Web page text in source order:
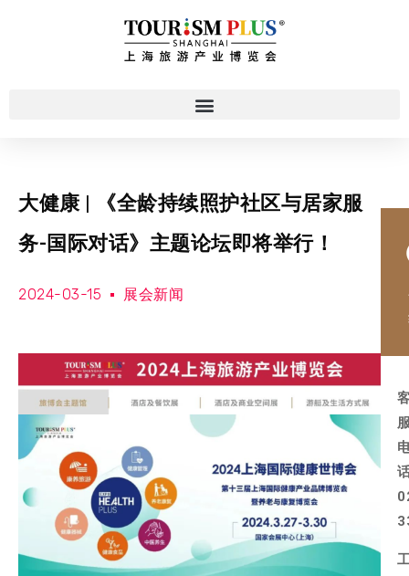
大健康 | 《全龄持续照护社区与居家服
务-国际对话》主题论坛即将举行！
2024-03-15 展会新闻